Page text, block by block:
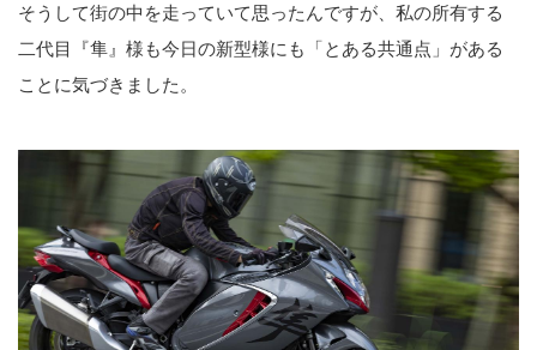
そうして街の中を走っていて思ったんですが、私の所有する
二代目『隼』様も今日の新型様にも「とある共通点」がある
ことに気づきました。